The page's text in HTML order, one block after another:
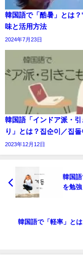
韓国語で「酷暑」とは
味と活用方法
2024年7月23日
韓国語「インドア派・引
り」とは？집순이／집돌
2023年12月12日
韓国
を勉強
韓国語で「軽率」と